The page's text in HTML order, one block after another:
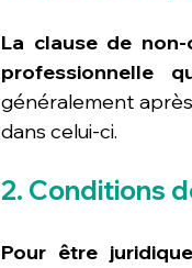
La clause de
professionnelle
généralement
dans celui-ci.
2. Conditions
Pour être